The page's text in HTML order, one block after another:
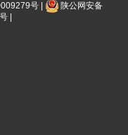
号
陕公网安备